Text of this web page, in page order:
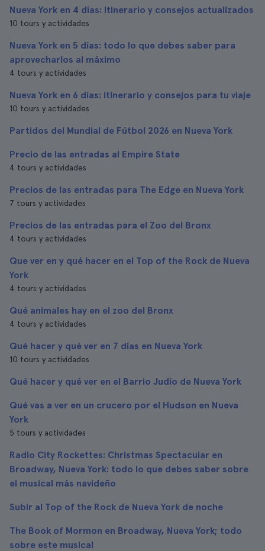
Nueva York en 4 días: itinerario y consejos actualizados
10 tours y actividades
Nueva York en 5 días: todo lo que debes saber para
aprovecharlos al máximo
4 tours y actividades
Nueva York en 6 días: itinerario y consejos para tu viaje
10 tours y actividades
Partidos del Mundial de Fútbol 2026 en Nueva York
Precio de las entradas al Empire State
4 tours y actividades
Precios de las entradas para The Edge en Nueva York
7 tours y actividades
Precios de las entradas para el Zoo del Bronx
4 tours y actividades
Que ver en y qué hacer en el Top of the Rock de Nueva
York
4 tours y actividades
Qué animales hay en el zoo del Bronx
4 tours y actividades
Qué hacer y qué ver en 7 días en Nueva York
10 tours y actividades
Qué hacer y qué ver en el Barrio Judío de Nueva York
Qué vas a ver en un crucero por el Hudson en Nueva
York
5 tours y actividades
Radio City Rockettes: Christmas Spectacular en
Broadway, Nueva York: todo lo que debes saber sobre
el musical más navideño
Subir al Top of the Rock de Nueva York de noche
The Book of Mormon en Broadway, Nueva York; todo
sobre este musical